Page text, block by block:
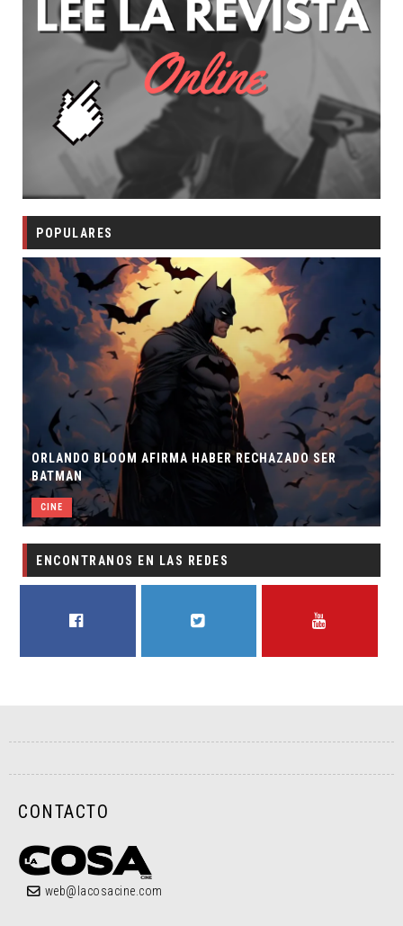
POPULARES
ORLANDO BLOOM AFIRMA HABER RECHAZADO SER
BATMAN
CINE
ENCONTRANOS EN LAS REDES
CONTACTO
web@lacosacine.com